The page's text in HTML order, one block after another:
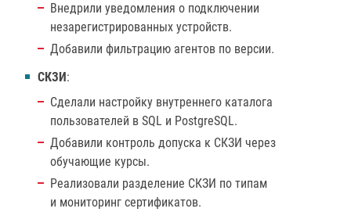
Внедрили уведомления о подключении
незарегистрированных устройств.
Добавили фильтрацию агентов по версии.
СКЗИ :
Сделали настройку внутреннего каталога
пользователей в SQL и PostgreSQL.
Добавили контроль допуска к СКЗИ через
обучающие курсы.
Реализовали разделение СКЗИ по типам
и мониторинг сертификатов.